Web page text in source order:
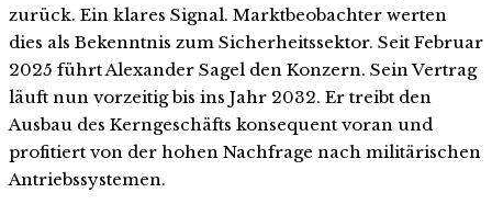
zurück. Ein klares Signal. Marktbeobachter werten
dies als Bekenntnis zum Sicherheitssektor. Seit Februar
2025 führt Alexander Sagel den Konzern. Sein Vertrag
läuft nun vorzeitig bis ins Jahr 2032. Er treibt den
Ausbau des Kerngeschäfts konsequent voran und
profitiert von der hohen Nachfrage nach militärischen
Antriebssystemen.